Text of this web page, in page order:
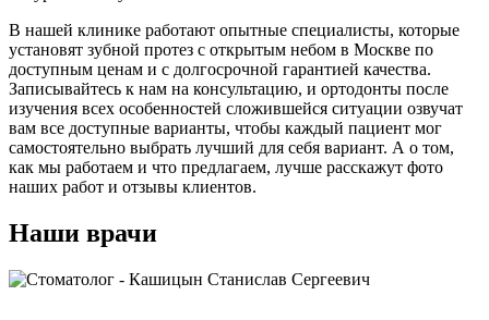
В нашей клинике работают опытные специалисты, которые
установят зубной протез с открытым небом в Москве по
доступным ценам и с долгосрочной гарантией качества.
Записывайтесь к нам на консультацию, и ортодонты после
изучения всех особенностей сложившейся ситуации озвучат
вам все доступные варианты, чтобы каждый пациент мог
самостоятельно выбрать лучший для себя вариант. А о том,
как мы работаем и что предлагаем, лучше расскажут фото
наших работ и отзывы клиентов.
Наши врачи